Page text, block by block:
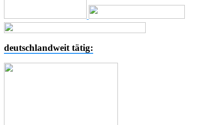
deutschlandweit tätig: